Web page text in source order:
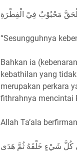
مَحْبُوْبٌ فِيْ الْفِطْرَةِ
“Sesungguhnya
Bahkan ia
kebathilan yang
merupakan perkara
fithrahnya mencintai
Allah Ta’ala